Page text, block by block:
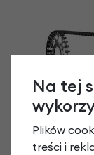
Na tej
Plików
treści i